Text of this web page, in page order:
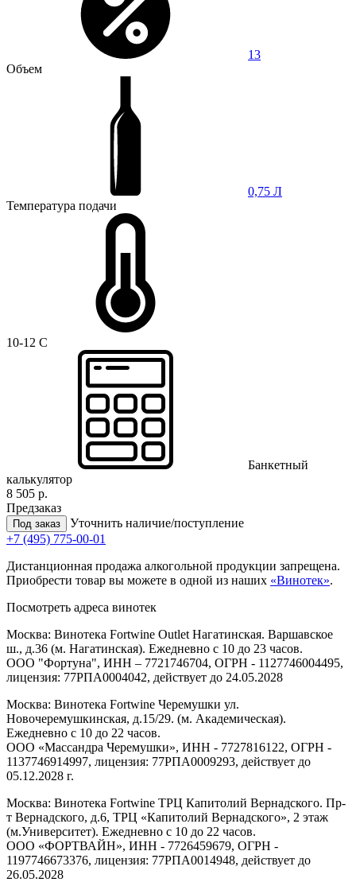
13
Объем
0,75 Л
Температура подачи
10-12 C
Банкетный
калькулятор
8 505 р.
Предзаказ
Под заказ
Уточнить наличие/поступление
+7 (495) 775-00-01
Дистанционная продажа алкогольной продукции запрещена.
Приобрести товар вы можете в одной из наших «Винотек».
Посмотреть адреса винотек
Москва: Винотека Fortwine Outlet Нагатинская. Варшавское
ш., д.36 (м. Нагатинская). Ежедневно с 10 до 23 часов.
ООО "Фортуна", ИНН – 7721746704, ОГРН - 1127746004495,
лицензия: 77РПА0004042, действует до 24.05.2028
Москва: Винотека Fortwine Черемушки ул.
Новочеремушкинская, д.15/29. (м. Академическая).
Ежедневно с 10 до 22 часов.
ООО «Массандра Черемушки», ИНН - 7727816122, ОГРН -
1137746914997, лицензия: 77РПА0009293, действует до
05.12.2028 г.
Москва: Винотека Fortwine ТРЦ Капитолий Вернадского. Пр-
т Вернадского, д.6, ТРЦ «Капитолий Вернадского», 2 этаж
(м.Университет). Ежедневно с 10 до 22 часов.
ООО «ФОРТВАЙН», ИНН - 7726459679, ОГРН -
1197746673376, лицензия: 77РПА0014948, действует до
26.05.2028